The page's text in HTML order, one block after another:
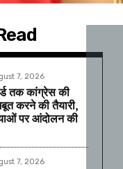
7, 2026
तक कांग्रेस की
करने की तैयारी,
पर आंदोलन की
7, 2026